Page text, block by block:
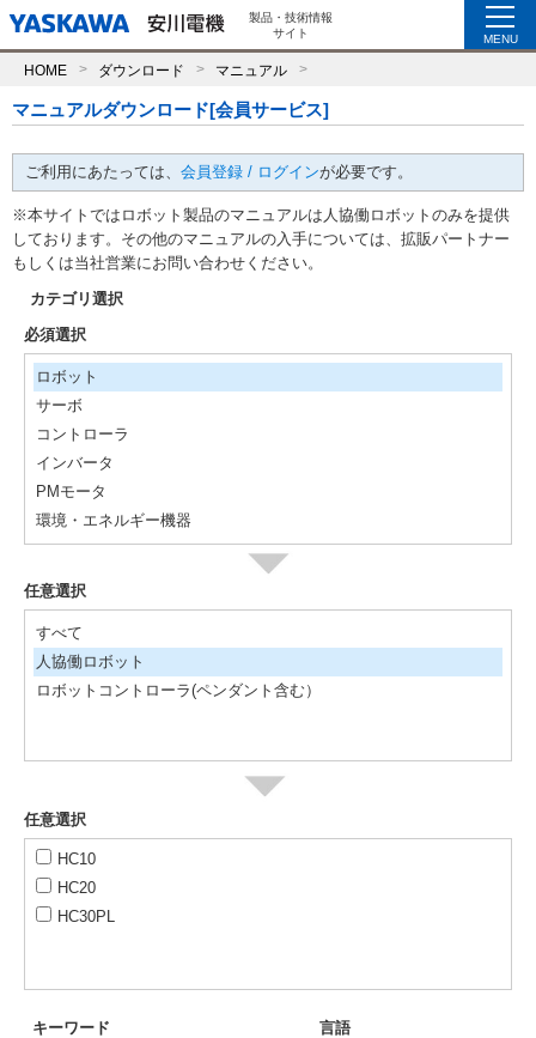
製品・技術情報
サイト
MENU
HOME ダウンロード マニュアル
マニュアルダウンロード[会員サービス]
ご利用にあたっては、 会員登録 / ログインが必要です。
※本サイトではロボット製品のマニュアルは人協働ロボットのみを提供
しております。その他のマニュアルの入手については、拡販パートナー
もしくは当社営業にお問い合わせください。
カテゴリ選択
必須選択
ロボット
サーボ
コントローラ
インバータ
PMモータ
環境・エネルギー機器
任意選択
すべて
人協働ロボット
ロボットコントローラ(ペンダント含む）
任意選択
HC10
HC20
HC30PL
キーワード
言語